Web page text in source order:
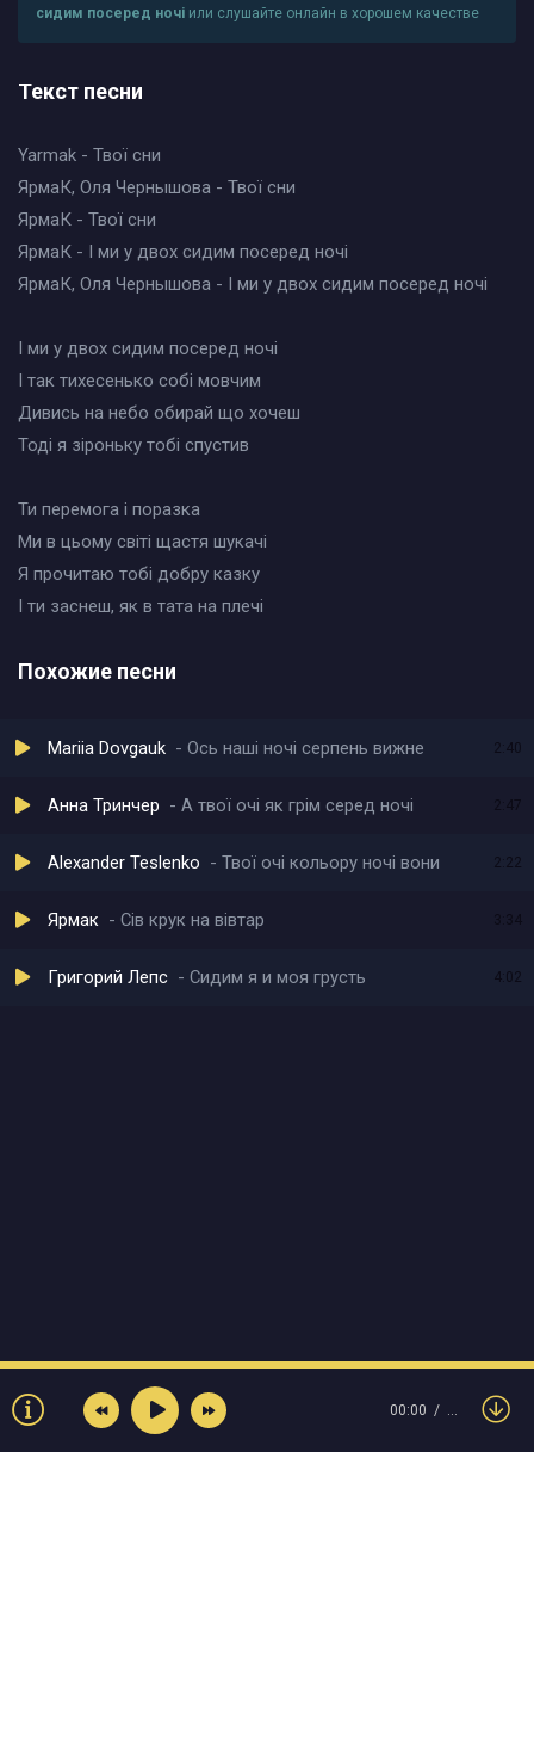
сидим посеред ночі или слушайте онлайн в хорошем качестве
Текст песни
Yarmak - Твої сни
ЯрмаК, Оля Чернышова - Твої сни
ЯрмаК - Твої сни
ЯрмаК - І ми у двох сидим посеред ночі
ЯрмаК, Оля Чернышова - І ми у двох сидим посеред ночі
І ми у двох сидим посеред ночі
І так тихесенько собі мовчим
Дивись на небо обирай що хочеш
Тоді я зіроньку тобі спустив
Ти перемога і поразка
Ми в цьому світі щастя шукачі
Я прочитаю тобі добру казку
І ти заснеш, як в тата на плечі
Похожие песни
Mariia Dovgauk Ось наші ночі серпень вижне 2:40
Анна Тринчер А твої очі як грім серед ночі
Alexander Teslenko Твої очі кольору ночі вони 2:22
Ярмак Сів крук на вівтар
Григорий Лепс Сидим я и моя грусть 4:02
00:00 …